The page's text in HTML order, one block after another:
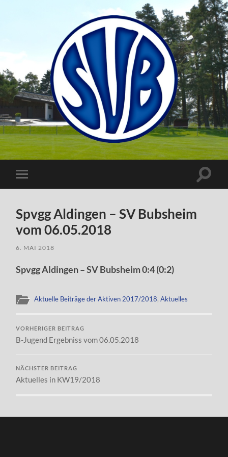
SV
Bubsheim
Mobile-
Menü
Spvgg Aldingen – SV Bubsheim
vom 06.05.2018
6. MAI 2018
Spvgg Aldingen – SV Bubsheim 0:4 (0:2)
Aktuelle Beiträge der Aktiven 2017/2018,Aktuelles
VORHERIGER BEITRAG
B-Jugend Ergebniss vom 06.05.2018
NÄCHSTER BEITRAG
Aktuelles in KW19/2018